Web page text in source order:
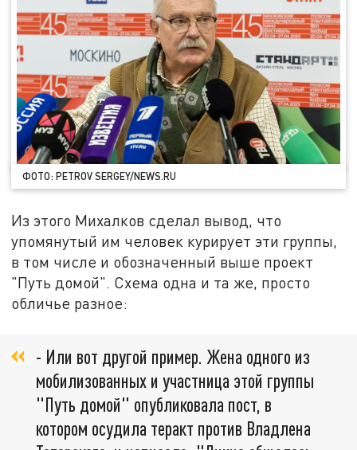
ФОТО: PETROV SERGEY/NEWS.RU
Из этого Михалков сделал вывод, что
упомянутый им человек курирует эти группы,
в том числе и обозначенный выше проект
"Путь домой". Схема одна и та же, просто
обличье разное:
- Или вот другой пример. Жена одного из
мобилизованных и участница этой группы
"Путь домой" опубликовала пост, в
котором осудила теракт против Владлена